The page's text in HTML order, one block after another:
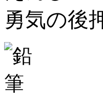
勇気の後